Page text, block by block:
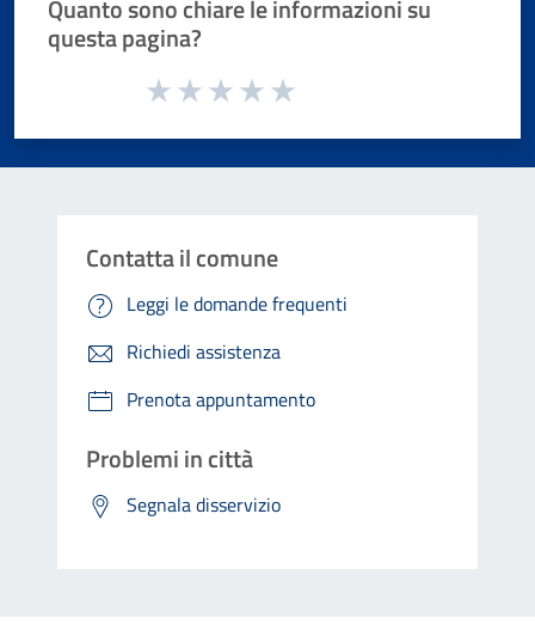
Quanto sono chiare le informazioni su
questa pagina?
Valuta da 1 a 5 stelle la pagina
Contatta il comune
Leggi le domande frequenti
Richiedi assistenza
Prenota appuntamento
Problemi in città
Segnala disservizio